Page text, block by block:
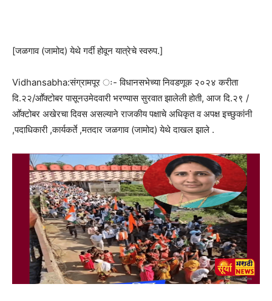
[जळगाव (जामोद) येथे गर्दी होवून यात्रेचे स्वरुप.]
Vidhansabha:संग्रामपूर ः- विधानसभेच्या निवडणूक २०२४ करीता
दि.२२/आॕक्टोबर पासूनउमेदवारी भरण्यास सुरवात झालेली होती, आज दि.२९ /
आॕक्टोबर अखेरचा दिवस असल्याने राजकीय पक्षाचे अधिकृत व अपक्ष इच्छुकांनी
,पदाधिकारी ,कार्यकर्ते ,मतदार जळगाव (जामोद) येथे दाखल झाले .